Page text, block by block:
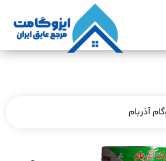
آذربام